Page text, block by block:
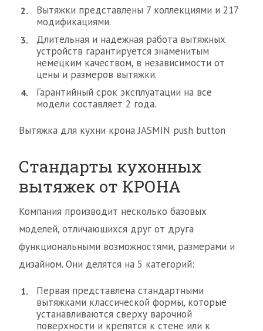
Вытяжки представлены 7 коллекциями и 217
модификациями.
Длительная и надежная работа вытяжных
устройств гарантируется знаменитым
немецким качеством, в независимости от
цены и размеров вытяжки.
Гарантийный срок эксплуатации на все
модели составляет 2 года.
Вытяжка для кухни крона JASMIN рush button
Стандарты кухонных
вытяжек от КРОНА
Компания производит несколько базовых
моделей, отличающихся друг от друга
функциональными возможностями, размерами и
дизайном. Они делятся на 5 категорий:
Первая представлена стандартными
вытяжками классической формы, которые
устанавливаются сверху варочной
поверхности и крепятся к стене или к